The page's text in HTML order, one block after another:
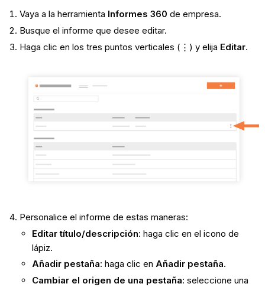
Vaya a la herramienta Informes 360 de empresa.
Busque el informe que desee editar.
Haga clic en los tres puntos verticales (⋮) y elija Editar.
Personalice el informe de estas maneras:
Editar título/descripción: haga clic en el icono de
lápiz.
Añadir pestaña: haga clic en Añadir pestaña.
Cambiar el origen de una pestaña: seleccione una